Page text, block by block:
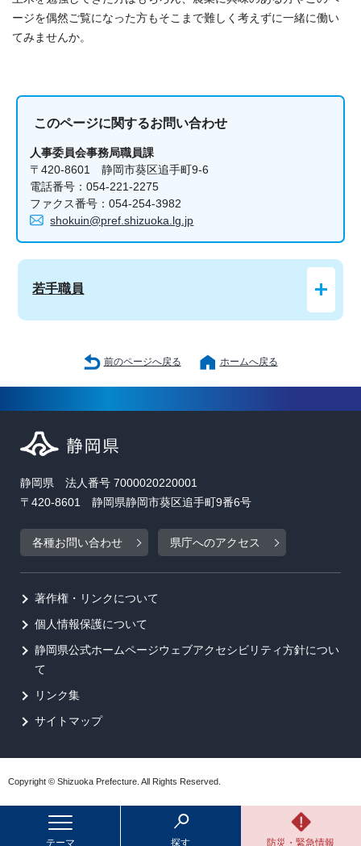
ージを偶然ご覧になった方もそこまで難しく考えずに一緒に働い
てみませんか。
このページに関するお問い合わせ
人事委員会事務局職員課
〒420-8601 静岡市葵区追手町9-6
電話番号：054-221-2275
ファクス番号：054-254-3982
shokuin@pref.shizuoka.lg.jp
若手職員
前のページへ戻る ホームへ戻る
テーマ 探す 防災・緊急情報
静岡県 法人番号 7000020220001
〒420-8601 静岡県静岡市葵区追手町9番6号
各種お問い合わせ 県庁へのアクセス
著作権・リンクについて
個人情報保護について
静岡県公式ホームページウェブアクセシビリティ方針につい
て
リンク集
サイトマップ
Copyright © Shizuoka Prefecture. All Rights Reserved.